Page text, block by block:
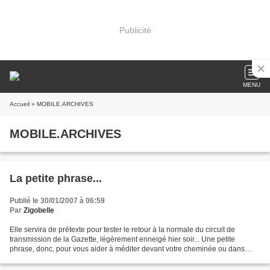
Publicité
MENU
Accueil » MOBILE.ARCHIVES
MOBILE.ARCHIVES
La petite phrase...
Publié le 30/01/2007 à 06:59
Par Zigobelle
Elle servira de prétexte pour tester le retour à la normale du circuit de
transmission de la Gazette, légèrement enneigé hier soir... Une petite
phrase, donc, pour vous aider à méditer devant votre cheminée ou dans